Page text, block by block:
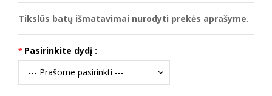
Tikslūs batų išmatavimai nurodyti prekės aprašyme.
Pasirinkite dydį :